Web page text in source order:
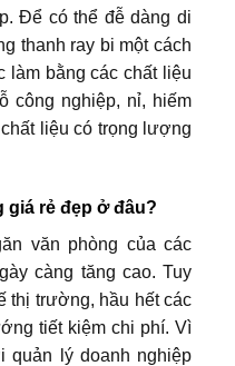
Để có thể đễ dàng di
thanh ray bi một cách
bằng các chất liệu
công nghiệp, nỉ, hiếm
liệu có trọng lượng
giá rẻ đẹp ở đâu?
văn phòng của các
càng tăng cao. Tuy
thị trường, hầu hết các
tiết kiệm chi phí. Vì
quản lý doanh nghiệp